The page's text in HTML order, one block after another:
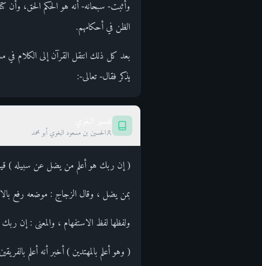
وأثبت- سبحانه- أنه هو الحكم الحق، وأن
الظن في أحكامهم.
بعد كل ذلك انتقل القرآن إلى الكلام في
يذكر فقال- تعالى-:
الحسين بن مسعود البغوي أبو محمد
( إن ربك هو أعلم من يضل عن سبيله
بمن يضل ، وقال الزجاج : موضعه رفع
ولفظها لفظ الاستفهام ، والمعنى : إن
( وهو أعلم بالمهتدين ) أخبر أنه أعلم